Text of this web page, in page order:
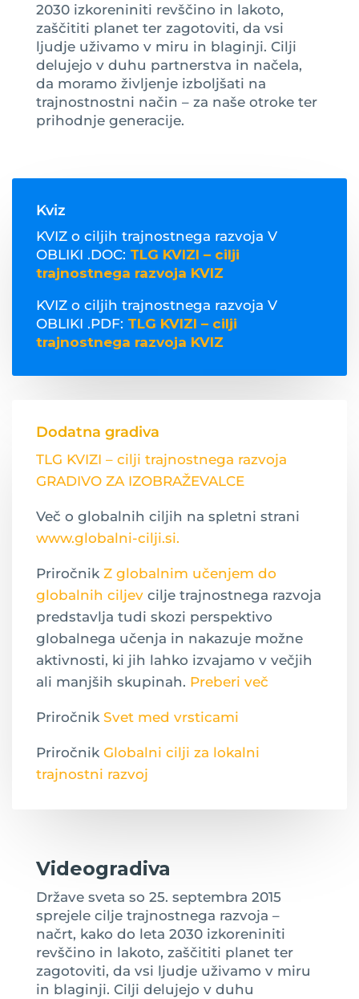
2030 izkoreniniti revščino in lakoto,
zaščititi planet ter zagotoviti, da vsi
ljudje uživamo v miru in blaginji. Cilji
delujejo v duhu partnerstva in načela,
da moramo življenje izboljšati na
trajnostnostni način – za naše otroke ter
prihodnje generacije.
Kviz
KVIZ o ciljih trajnostnega razvoja V
OBLIKI .DOC: TLG KVIZI – cilji
trajnostnega razvoja KVIZ
KVIZ o ciljih trajnostnega razvoja V
OBLIKI .PDF: TLG KVIZI – cilji
trajnostnega razvoja KVIZ
Dodatna gradiva
TLG KVIZI – cilji trajnostnega razvoja
GRADIVO ZA IZOBRAŽEVALCE
Več o globalnih ciljih na spletni strani
www.globalni-cilji.si.
Priročnik Z globalnim učenjem do
globalnih ciljev cilje trajnostnega razvoja
predstavlja tudi skozi perspektivo
globalnega učenja in nakazuje možne
aktivnosti, ki jih lahko izvajamo v večjih
ali manjših skupinah. Preberi več
Priročnik Svet med vrsticami
Priročnik Globalni cilji za lokalni
trajnostni razvoj
Videogradiva
Države sveta so 25. septembra 2015
sprejele cilje trajnostnega razvoja –
načrt, kako do leta 2030 izkoreniniti
revščino in lakoto, zaščititi planet ter
zagotoviti, da vsi ljudje uživamo v miru
in blaginji. Cilji delujejo v duhu